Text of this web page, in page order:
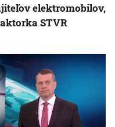
elektromobilov,
STVR